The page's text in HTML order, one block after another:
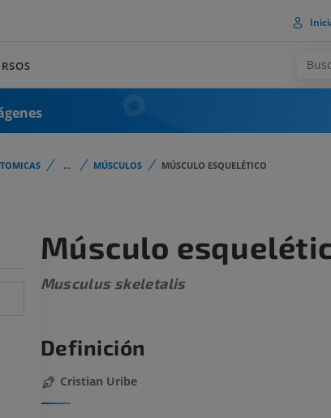
... MÚSCULOS MÚSCULO ESQUELÉTICO
Músculo
Musculus skeletalis
Definición
Cristian Uribe